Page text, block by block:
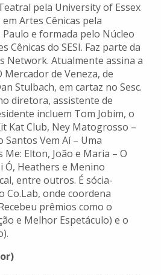
pela University of Essex
Artes Cênicas pela
Paulo e formada pelo Núcleo
Cênicas do SESI. Faz parte da
Network. Atualmente assina a
Mercador de Veneza, de
Stulbach, em cartaz no Sesc.
diretora, assistente de
incluem Tom Jobim, o
Kat Club, Ney Matogrosso –
Santos Vem Aí – Uma
Me: Elton, João e Maria – O
Ó, Heathers e Menino
entre outros. É sócia-
Co.Lab, onde coordena
prêmios como o
e Melhor Espetáculo) e o